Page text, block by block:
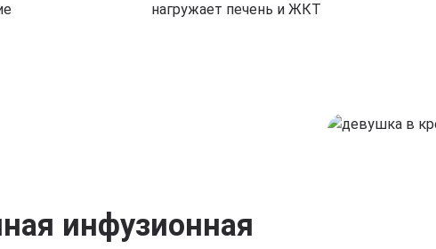
нагружает печень и ЖКТ
инфузионная